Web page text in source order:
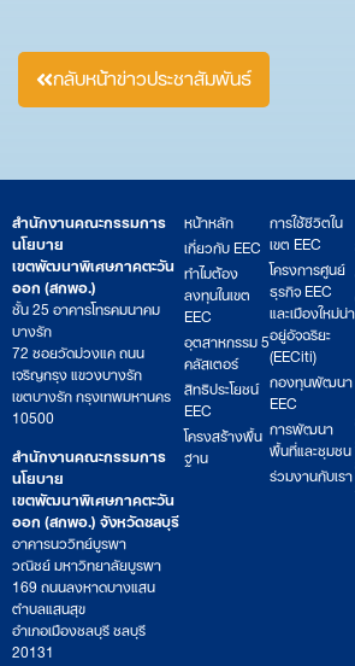
กลับหน้าข่าวประชาสัมพันธ์
สำนักงานคณะกรรมการ
นโยบาย
เขตพัฒนาพิเศษภาคตะวัน
ออก (สกพอ.)
ชั้น 25 อาคารโทรคมนาคม
บางรัก
72 ซอยวัดม่วงแค ถนน
เจริญกรุง แขวงบางรัก
เขตบางรัก กรุงเทพมหานคร
10500
สำนักงานคณะกรรมการ
นโยบาย
เขตพัฒนาพิเศษภาคตะวัน
ออก (สกพอ.) จังหวัดชลบุรี
อาคารนววิทย์บูรพา
วณิชย์ มหาวิทยาลัยบูรพา
169 ถนนลงหาดบางแสน
ตำบลแสนสุข
อำเภอเมืองชลบุรี ชลบุรี
20131
หน้าหลัก
เกี่ยวกับ EEC
ทำไมต้อง
ลงทุนในเขต
EEC
อุตสาหกรรม 5
คลัสเตอร์
สิทธิประโยชน์
EEC
โครงสร้างพื้น
ฐาน
การใช้ชีวิตใน
เขต EEC
โครงการศูนย์
ธุรกิจ EEC
และเมืองใหม่น่า
อยู่อัจฉริยะ
(EECiti)
กองทุนพัฒนา
EEC
การพัฒนา
พื้นที่และชุมชน
ร่วมงานกับเรา